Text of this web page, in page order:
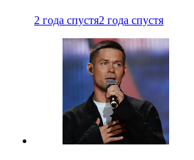
2 года спустя2 года спустя